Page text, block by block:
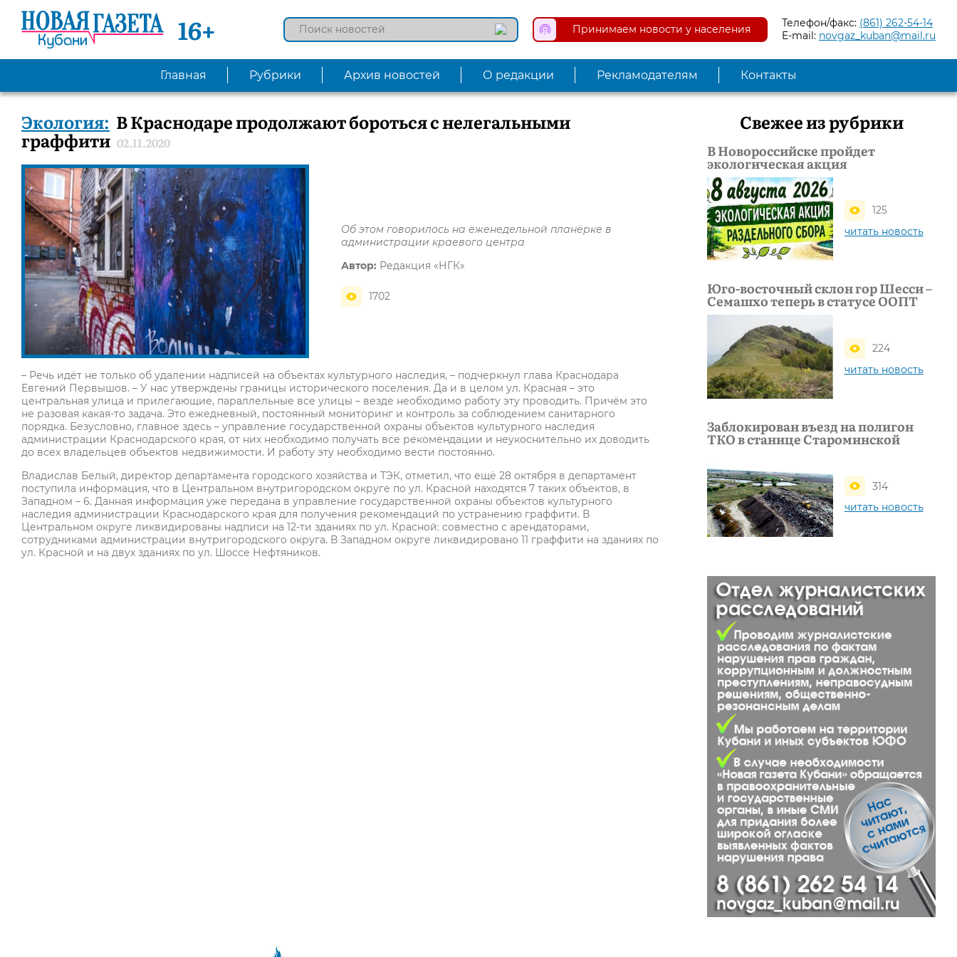
16+ Принимаем новости у населения Телефон/факс: (861) 262-54-14
E-mail: novgaz_kuban@mail.ru
Главная Рубрики Архив новостей О редакции Рекламодателям Контакты
Экология: В Краснодаре продолжают бороться с нелегальными
граффити 02.11.2020
Об этом говорилось на еженедельной планёрке в
администрации краевого центра
Автор: Редакция «НГК»
1702
– Речь идёт не только об удалении надписей на объектах культурного наследия, – подчеркнул глава Краснодара
Евгений Первышов. – У нас утверждены границы исторического поселения. Да и в целом ул. Красная – это
центральная улица и прилегающие, параллельные все улицы – везде необходимо работу эту проводить. Причём это
не разовая какая-то задача. Это ежедневный, постоянный мониторинг и контроль за соблюдением санитарного
порядка. Безусловно, главное здесь – управление государственной охраны объектов культурного наследия
администрации Краснодарского края, от них необходимо получать все рекомендации и неукоснительно их доводить
до всех владельцев объектов недвижимости. И работу эту необходимо вести постоянно.
Владислав Белый, директор департамента городского хозяйства и ТЭК, отметил, что ещё 28 октября в департамент
поступила информация, что в Центральном внутригородском округе по ул. Красной находятся 7 таких объектов, в
Западном – 6. Данная информация уже передана в управление государственной охраны объектов культурного
наследия администрации Краснодарского края для получения рекомендаций по устранению граффити. В
Центральном округе ликвидированы надписи на 12-ти зданиях по ул. Красной: совместно с арендаторами,
сотрудниками администрации внутригородского округа. В Западном округе ликвидировано 11 граффити на зданиях по
ул. Красной и на двух зданиях по ул. Шоссе Нефтяников.
Свежее из рубрики
В Новороссийске пройдет
экологическая акция
125
читать новость
Юго-восточный склон гор Шесси –
Семашхо теперь в статусе ООПТ
224
читать новость
Заблокирован въезд на полигон
ТКО в станице Староминской
314
читать новость